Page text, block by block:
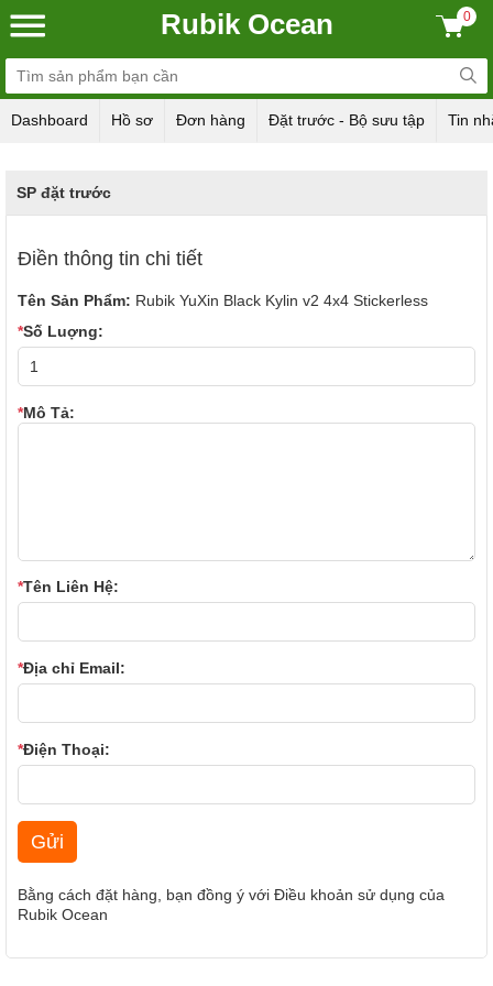
Rubik Ocean 0
Dashboard Hồ sơ Đơn hàng Đặt trước - Bộ sưu tập Tin
SP đặt trước
Điền thông tin chi tiết
Tên Sản Phẩm: Rubik YuXin Black Kylin v2 4x4 Stickerless
*Số Luợng:
*Mô Tả:
*Tên Liên Hệ:
*Địa chỉ Email:
*Điện Thoại:
Bằng cách đặt hàng, bạn đồng ý với Điều khoản sử dụng của
Rubik Ocean